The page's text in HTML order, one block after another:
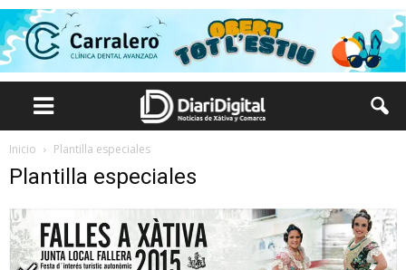
Inicio Plantilla especiales
Plantilla especiales